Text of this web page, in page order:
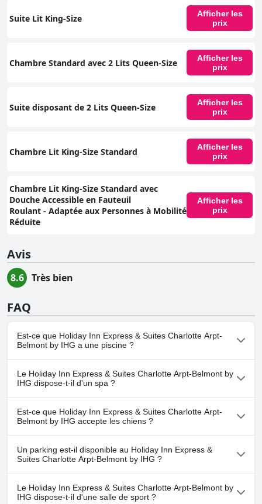
Suite Lit King-Size
Afficher les
prix
Chambre Standard avec 2 Lits Queen-Size
Afficher les
prix
Suite disposant de 2 Lits Queen-Size
Afficher les
prix
Chambre Lit King-Size Standard
Afficher les
prix
Chambre Lit King-Size Standard avec
Douche Accessible en Fauteuil
Roulant - Adaptée aux Personnes à Mobilité
Réduite
Afficher les
prix
Avis
8.6 Très bien
FAQ
Est-ce que Holiday Inn Express & Suites Charlotte Arpt-
Belmont by IHG a une piscine ?
Oui, Holiday Inn Express & Suites Charlotte Arpt-Belmont by IHG
dispose de piscine(s) appartenant à une ou plusieurs des
catégories suivantes : Piscine Extérieure.Pour plus
d'informations, lisez les réponses au questionnairePiscine.
Le Holiday Inn Express & Suites Charlotte Arpt-Belmont by
IHG dispose-t-il d'un spa ?
Non, il n'y a pas de spa à Holiday Inn Express & Suites Charlotte
Arpt-Belmont by IHG.
Est-ce que Holiday Inn Express & Suites Charlotte Arpt-
Belmont by IHG accepte les chiens ?
Non, Holiday Inn Express & Suites Charlotte Arpt-Belmont by
IHG n'accepte pas les chiens.
Un parking est-il disponible au Holiday Inn Express &
Suites Charlotte Arpt-Belmont by IHG ?
Oui, un parking est disponible à Holiday Inn Express & Suites
Charlotte Arpt-Belmont by IHG.
Le Holiday Inn Express & Suites Charlotte Arpt-Belmont by
IHG dispose-t-il d'une salle de sport ?